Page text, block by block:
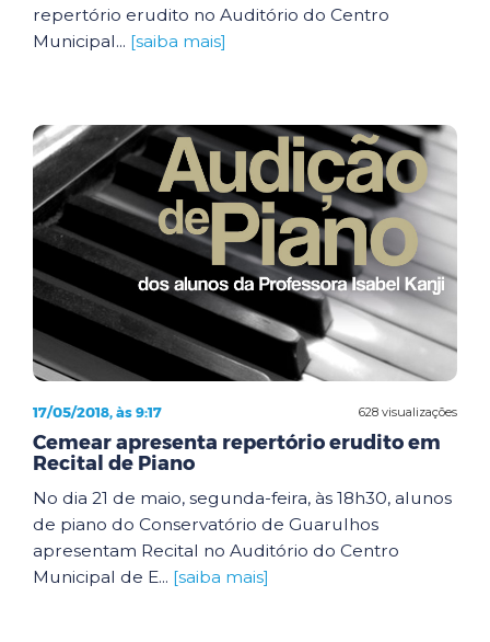
repertório erudito no Auditório do Centro
Municipal... [saiba mais]
628 visualizações
17/05/2018, às 9:17
Cemear apresenta repertório erudito em
Recital de Piano
No dia 21 de maio, segunda-feira, às 18h30, alunos
de piano do Conservatório de Guarulhos
apresentam Recital no Auditório do Centro
Municipal de E... [saiba mais]